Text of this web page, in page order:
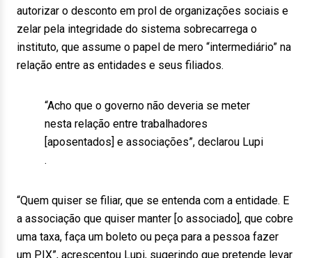
autorizar o desconto em prol de organizações sociais e
zelar pela integridade do sistema sobrecarrega o
instituto, que assume o papel de mero “intermediário” na
relação entre as entidades e seus filiados.
“Acho que o governo não deveria se meter
nesta relação entre trabalhadores
[aposentados] e associações”, declarou Lupi
.
“Quem quiser se filiar, que se entenda com a entidade. E
a associação que quiser manter [o associado], que cobre
uma taxa, faça um boleto ou peça para a pessoa fazer
um PIX”, acrescentou Lupi, sugerindo que pretende levar